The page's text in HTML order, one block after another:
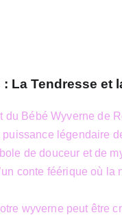
La Tendresse et
du Bébé Wyverne de
légendaire
de douceur et de
conte féérique où la
wyverne peut être